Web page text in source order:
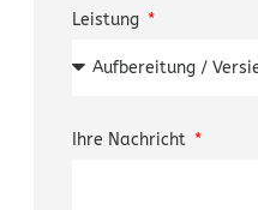
Leistung
Ihre Nachricht